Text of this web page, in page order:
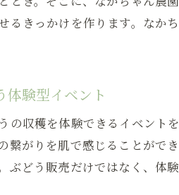
ぶど
おうち
子供た
家族と
るきっかけを作ります。な
体験型イベント
の収穫を体験できるイベン
繋がりを肌で感じることがで
ぶどう販売だけではなく、体